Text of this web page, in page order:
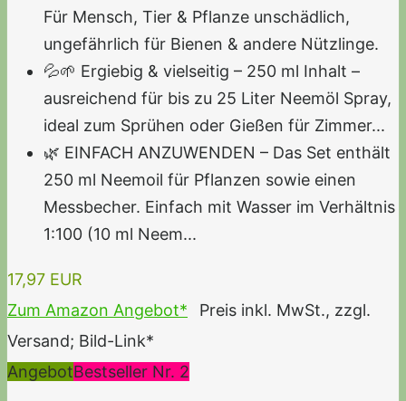
Für Mensch, Tier & Pflanze unschädlich,
ungefährlich für Bienen & andere Nützlinge.
💦🌱 Ergiebig & vielseitig – 250 ml Inhalt –
ausreichend für bis zu 25 Liter Neemöl Spray,
ideal zum Sprühen oder Gießen für Zimmer...
🌿 EINFACH ANZUWENDEN – Das Set enthält
250 ml Neemoil für Pflanzen sowie einen
Messbecher. Einfach mit Wasser im Verhältnis
1:100 (10 ml Neem...
17,97 EUR
Zum Amazon Angebot*
Preis inkl. MwSt., zzgl.
Versand; Bild-Link*
AngebotBestseller Nr. 2